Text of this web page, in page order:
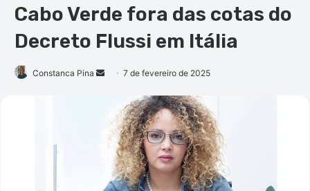
Cabo Verde fora das cotas do
Decreto Flussi em Itália
Constanca Pina
Mande
mail
7 de fevereiro de 2025